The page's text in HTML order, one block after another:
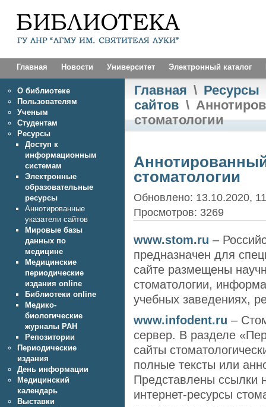
Главная Новости Университет Электронный каталог
Главная \ Ресурсы
сайтов \
стоматологии
стоматологии
Обновлено: 13.10.2020,
Просмотров: 3269
www.stom.ru –
предназначен для
сайте размещены
стоматологии,
учебных заведениях,
www.infodent.ru –
сервер. В разделе
сайты
полные тексты или
Представлены ссылки
интернет-ресурсы
О библиотеке
Пользователям
Ученым
Студентам
Ресурсы
Доступ к
информационным
системам
Электронные
образовательные
ресурсы
Аннотированные
указатели сайтов
Мировые базы
данных по
медицине
Медицинские
периодические
издания online
Библиотеки online
Медико-
биологические
журналы РАН
Репозитории
Периодические
издания
День информации
Медицинский
календарь
Выставки